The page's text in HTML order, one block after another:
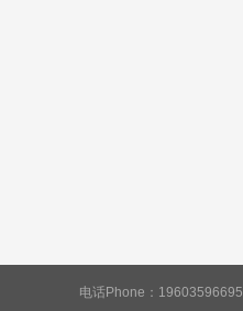
电话Phone：19603596695